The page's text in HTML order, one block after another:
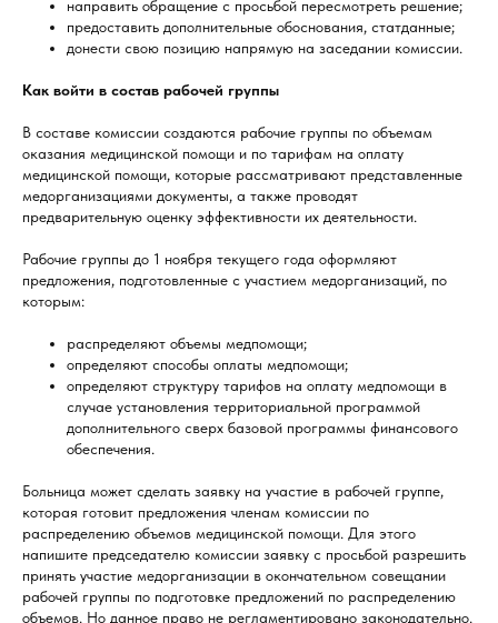
направить обращение с просьбой пересмотреть решение;
предоставить дополнительные обоснования, статданные;
донести свою позицию напрямую на заседании комиссии.
Как войти в состав рабочей группы
В составе комиссии создаются рабочие группы по объемам
оказания медицинской помощи и по тарифам на оплату
медицинской помощи, которые рассматривают представленные
медорганизациями документы, а также проводят
предварительную оценку эффективности их деятельности.
Рабочие группы до 1 ноября текущего года оформляют
предложения, подготовленные с участием медорганизаций, по
которым:
распределяют объемы медпомощи;
определяют способы оплаты медпомощи;
определяют структуру тарифов на оплату медпомощи в
случае установления территориальной программой
дополнительного сверх базовой программы финансового
обеспечения.
Больница может сделать заявку на участие в рабочей группе,
которая готовит предложения членам комиссии по
распределению объемов медицинской помощи. Для этого
напишите председателю комиссии заявку с просьбой разрешить
принять участие медорганизации в окончательном совещании
рабочей группы по подготовке предложений по распределению
объемов. Но данное право не регламентировано законодательно.